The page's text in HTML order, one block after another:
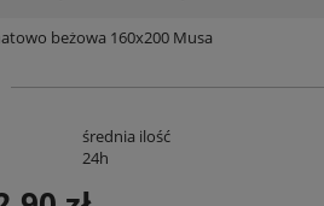
beżowa 160x200 Musa
średnia ilość
24h